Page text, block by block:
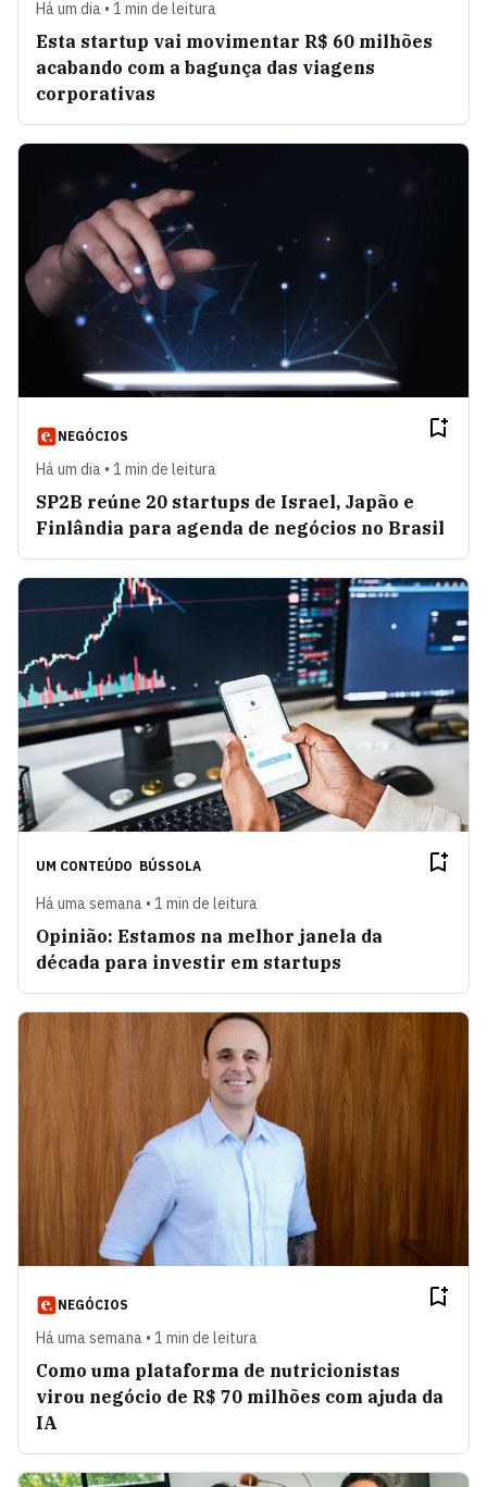
Há um dia • 1 min de leitura
Esta startup vai movimentar R$ 60 milhões
acabando com a bagunça das viagens
corporativas
NEGÓCIOS
Há um dia • 1 min de leitura
SP2B reúne 20 startups de Israel, Japão e
Finlândia para agenda de negócios no Brasil
UM CONTEÚDO BÚSSOLA
Há uma semana • 1 min de leitura
Opinião: Estamos na melhor janela da
década para investir em startups
NEGÓCIOS
Há uma semana • 1 min de leitura
Como uma plataforma de nutricionistas
virou negócio de R$ 70 milhões com ajuda da
IA